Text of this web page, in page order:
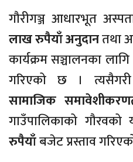
गौरीगञ्ज आधारभूत
लाख रुपैयाँ अनुदानतथा
कार्यक्रम सञ्चालनका लागि
गरिएको छ । त्यसैगरी
सामाजिक
गाउँपालिकाको गौरवको
रुपैयाँबजेट प्रस्ताव